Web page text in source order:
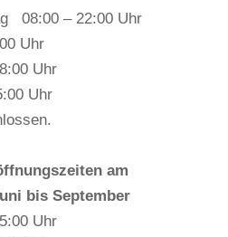
08:00 – 22:00 Uhr
Uhr
Uhr
Uhr
am
bis September
Uhr